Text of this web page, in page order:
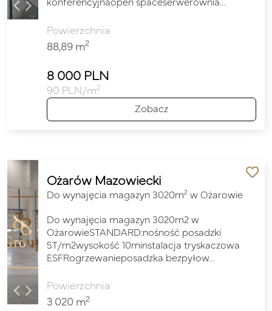
konferencyjnaopen spaceserwerownia…
Powierzchnia
88,89 m2
8 000 PLN
90 PLN/m2
Zobacz
Ożarów Mazowiecki
Do wynajęcia magazyn 3020m2 w Ożarowie
Do wynajęcia magazyn 3020m2 w
OżarowieSTANDARD:nośność posadzki
5T/m2wysokość 10minstalacja tryskaczowa
ESFRogrzewanieposadzka bezpyłow…
Powierzchnia
3 020 m2